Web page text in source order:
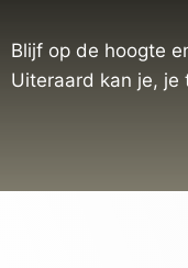
Blijf op de hoogte
Uiteraard kan je, je